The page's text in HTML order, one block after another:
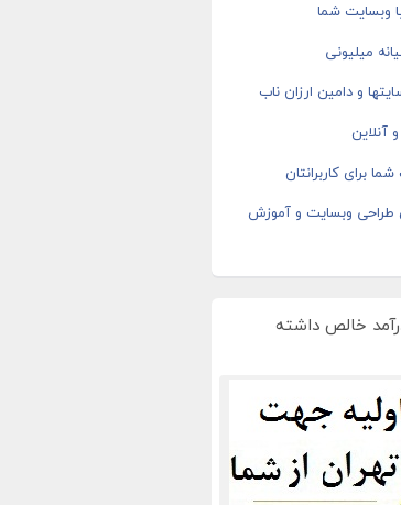
وبسایت شما
میلیونی
و دامین ارزان ناب
آنلاین
برای کاربرانتان
طراحی وبسایت و آموزش
خالص داشته